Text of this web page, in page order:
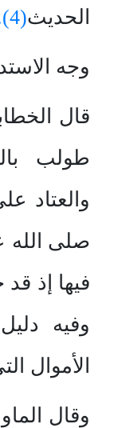
الحديث(4).
وجه
قال
طولب
والعتاد
صلى الله
فيها إذ
وفيه
الأموال
وقال